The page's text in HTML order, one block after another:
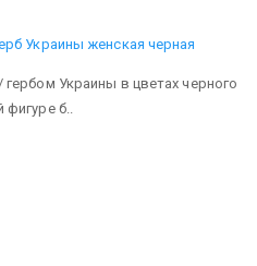
Украины женская черная
Украины в цветах черного
б..